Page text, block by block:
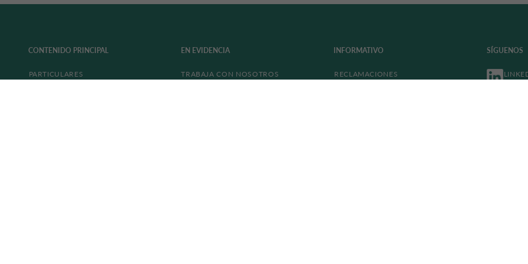
CONTENIDO PRINCIPAL
PARTICULARES
EN EVIDENCIA
TRABAJA CON NOSOTROS
INFORMATIVO
RECLAMACIONES
SÍGUENOS